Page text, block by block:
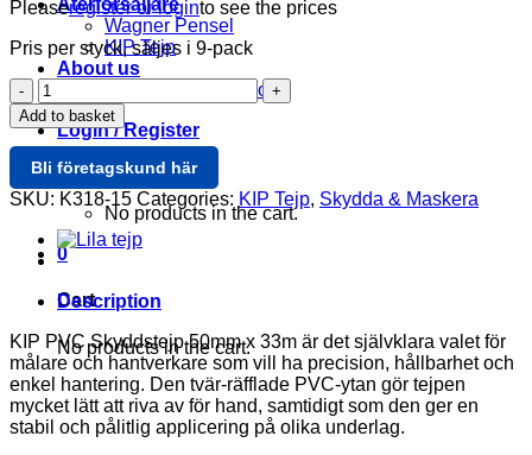
Återförsäljare
Wagner Pensel
KIP Tejp
About us
Terms and Conditions
Login / Register
Cart /0
No products in the cart.
0
Cart
No products in the cart.
Pleaseregister or loginto see the prices
Pris per styck, säljes i 9-pack
KIP
PVC
Skyddstejp
50mm
x
33m
Proffstejp
för
quantity
Add to basket
Bli företagskund här
SKU: K318-15 Categories: KIP Tejp, Skydda & Maskera
Description
KIP PVC Skyddstejp 50mm x 33m är det självklara valet för
målare och hantverkare som vill ha precision, hållbarhet och
enkel hantering. Den tvär-räfflade PVC-ytan gör tejpen
mycket lätt att riva av för hand, samtidigt som den ger en
stabil och pålitlig applicering på olika underlag.